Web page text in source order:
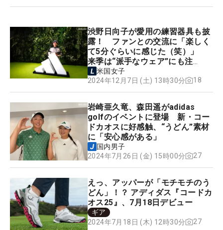
渋野日向子が愛用の練習器具も披
露！ ファンとの交流に「楽しく
て5分ぐらいに感じた（笑）」
来季は“派手なウェア”にも注
目？
米国女子
2024年12月7日 (土) 13時30分
18
岩崎亜久竜、森田遥がadidas
golfのイベントに登場 新・コー
ドカオスに好感触、“うどん”素材
に「安心感がある」
国内男子
2024年7月26日 (金) 15時00分
27
えっ、アッパーが「モチモチのう
どん」！？ アディダス『コードカ
オス25』、7月18日デビュー
ギア
2024年7月18日 (木) 12時30分
27